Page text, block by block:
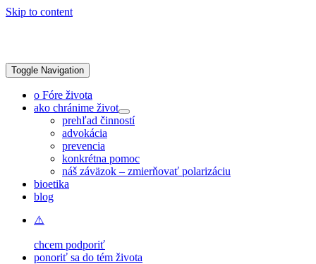
Skip to content
Toggle Navigation
o Fóre života
ako chránime život
prehľad činností
advokácia
prevencia
konkrétna pomoc
náš záväzok – zmierňovať polarizáciu
bioetika
blog
chcem podporiť
ponoriť sa do tém života